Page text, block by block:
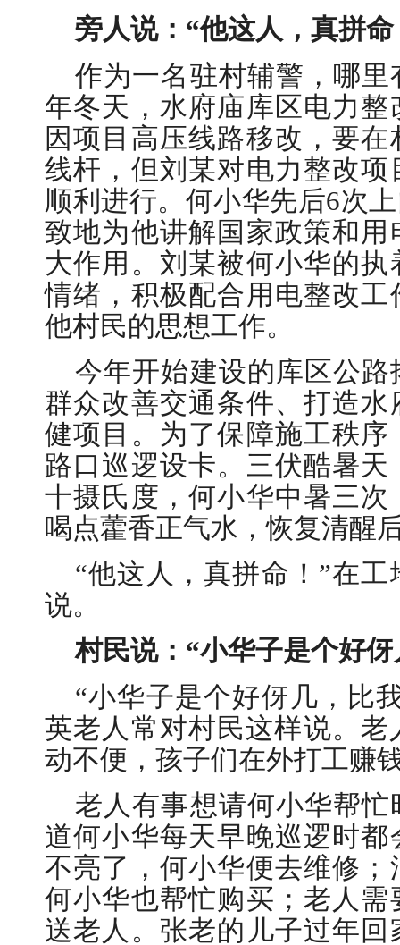
旁人说：“他这人，真拼命
作为一名驻村辅警，哪
年冬天，水府庙库区电力
因项目高压线路移改，要
线杆，但刘某对电力整改
顺利进行。何小华先后6次
致地为他讲解国家政策和
大作用。刘某被何小华的
情绪，积极配合用电整改
他村民的思想工作。
今年开始建设的库区公
群众改善交通条件、打造
健项目。为了保障施工秩
路口巡逻设卡。三伏酷暑
十摄氏度，何小华中暑三
喝点藿香正气水，恢复清醒
“他这人，真拼命！”在
说。
村民说：“小华子是个好
“小华子是个好伢几，比
英老人常对村民这样说。
动不便，孩子们在外打工赚
老人有事想请何小华帮
道何小华每天早晚巡逻时
不亮了，何小华便去维修
何小华也帮忙购买；老人
送老人。张老的儿子过年